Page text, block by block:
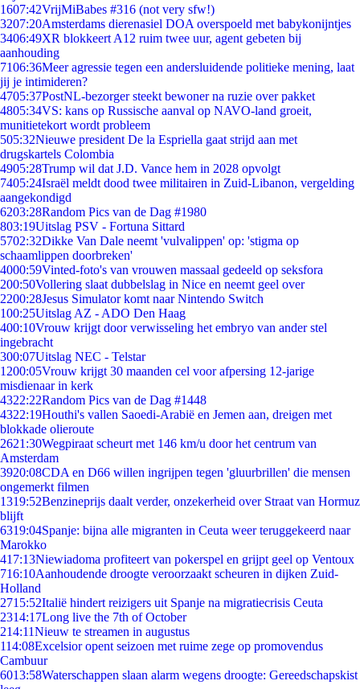
1607:42VrijMiBabes #316 (not very sfw!)
3207:20Amsterdams dierenasiel DOA overspoeld met babykonijntjes
3406:49XR blokkeert A12 ruim twee uur, agent gebeten bij
aanhouding
7106:36Meer agressie tegen een andersluidende politieke mening, laat
jij je intimideren?
4705:37PostNL-bezorger steekt bewoner na ruzie over pakket
4805:34VS: kans op Russische aanval op NAVO-land groeit,
munitietekort wordt probleem
505:32Nieuwe president De la Espriella gaat strijd aan met
drugskartels Colombia
4905:28Trump wil dat J.D. Vance hem in 2028 opvolgt
7405:24Israël meldt dood twee militairen in Zuid-Libanon, vergelding
aangekondigd
6203:28Random Pics van de Dag #1980
803:19Uitslag PSV - Fortuna Sittard
5702:32Dikke Van Dale neemt 'vulvalippen' op: 'stigma op
schaamlippen doorbreken'
4000:59Vinted-foto's van vrouwen massaal gedeeld op seksfora
200:50Vollering slaat dubbelslag in Nice en neemt geel over
2200:28Jesus Simulator komt naar Nintendo Switch
100:25Uitslag AZ - ADO Den Haag
400:10Vrouw krijgt door verwisseling het embryo van ander stel
ingebracht
300:07Uitslag NEC - Telstar
1200:05Vrouw krijgt 30 maanden cel voor afpersing 12-jarige
misdienaar in kerk
4322:22Random Pics van de Dag #1448
4322:19Houthi's vallen Saoedi-Arabië en Jemen aan, dreigen met
blokkade olieroute
2621:30Wegpiraat scheurt met 146 km/u door het centrum van
Amsterdam
3920:08CDA en D66 willen ingrijpen tegen 'gluurbrillen' die mensen
ongemerkt filmen
1319:52Benzineprijs daalt verder, onzekerheid over Straat van Hormuz
blijft
6319:04Spanje: bijna alle migranten in Ceuta weer teruggekeerd naar
Marokko
417:13Niewiadoma profiteert van pokerspel en grijpt geel op Ventoux
716:10Aanhoudende droogte veroorzaakt scheuren in dijken Zuid-
Holland
2715:52Italië hindert reizigers uit Spanje na migratiecrisis Ceuta
2314:17Long live the 7th of October
214:11Nieuw te streamen in augustus
114:08Excelsior opent seizoen met ruime zege op promovendus
Cambuur
6013:58Waterschappen slaan alarm wegens droogte: Gereedschapskist